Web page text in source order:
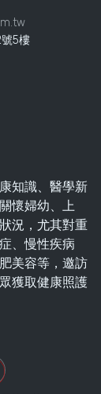
5樓
知識、醫學新
懷婦幼、上
況，尤其對重
、慢性疾病
美容等，邀訪
獲取健康照護